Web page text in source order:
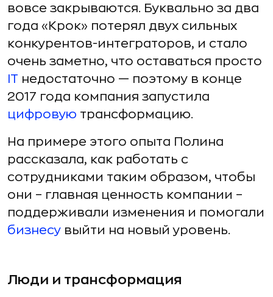
вовсе закрываются. Буквально за два
года «Крок» потерял двух сильных
конкурентов-интеграторов, и стало
очень заметно, что оставаться просто
IT недостаточно — поэтому в конце
2017 года компания запустила
цифровую трансформацию.
На примере этого опыта Полина
рассказала, как работать с
сотрудниками таким образом, чтобы
они – главная ценность компании –
поддерживали изменения и помогали
бизнесу выйти на новый уровень.
Люди и трансформация